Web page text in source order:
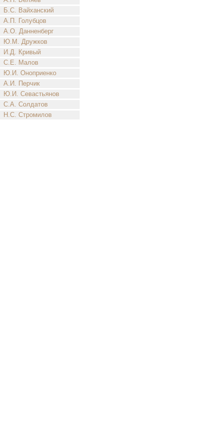
Б.С. Вайханский
А.П. Голубцов
А.О. Данненберг
Ю.М. Дружков
И.Д. Кривый
С.Е. Малов
Ю.И. Оноприенко
А.И. Перчик
Ю.И. Севастьянов
С.А. Солдатов
Н.С. Стромилов